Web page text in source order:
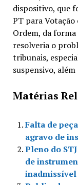
dispositivo, que
PT para Votação
Ordem, da
resolveria o
tribunais,
suspensivo,
Matérias
Falta de
agravo de
Pleno do
de
inadmissível